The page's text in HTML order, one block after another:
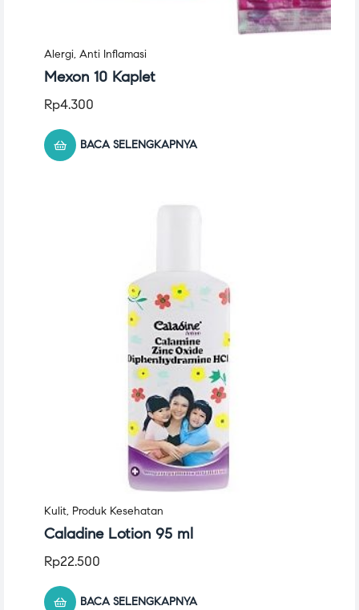
Alergi, Anti Inflamasi
Mexon 10 Kaplet
Rp4.300
BACA SELENGKAPNYA
Kulit, Produk Kesehatan
Caladine Lotion 95 ml
Rp22.500
BACA SELENGKAPNYA